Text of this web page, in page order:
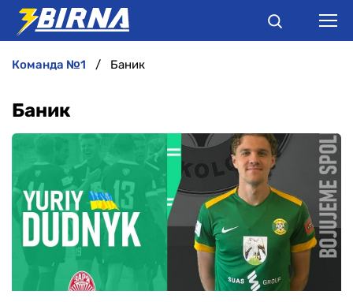
ІНТЕРВ'Ю
РІЗНЕ
БУКМЕКЕРИ
команда №1 Баник
Баник